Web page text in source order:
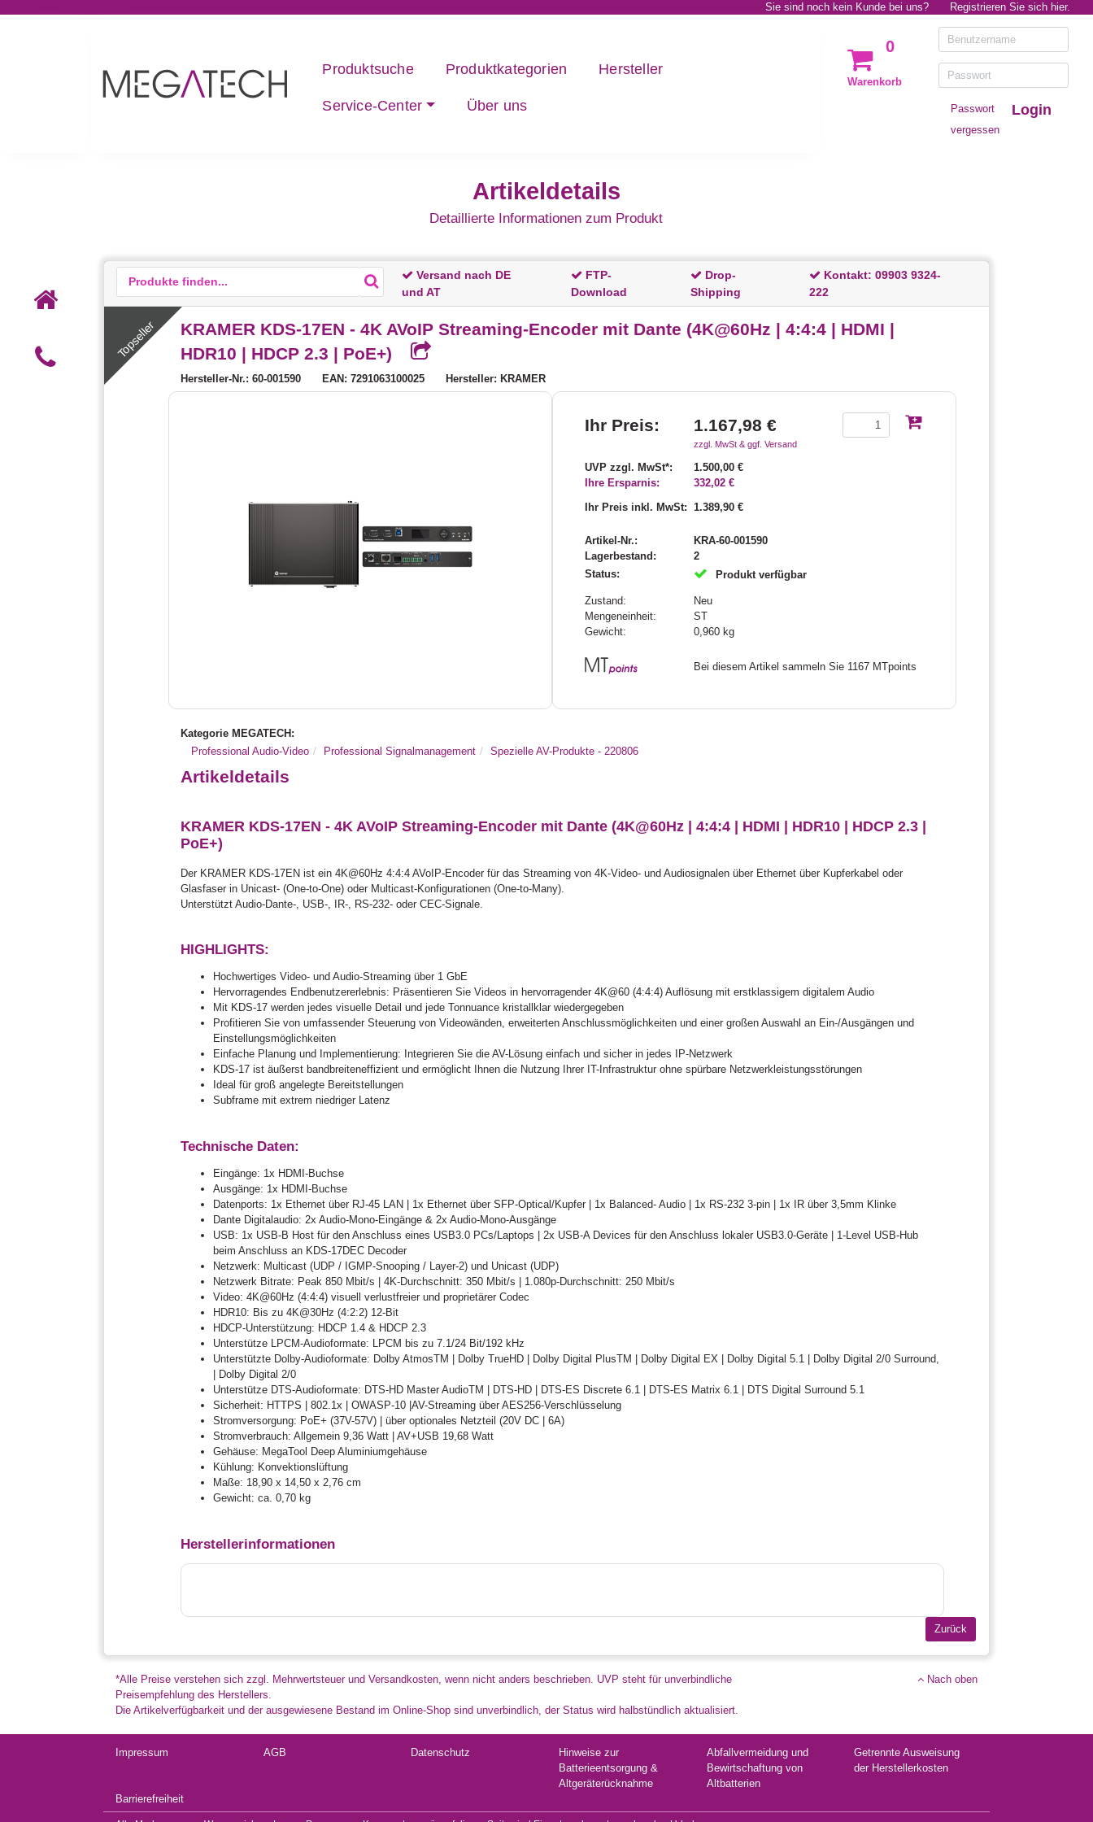
Sie sind noch kein Kunde bei uns? Registrieren Sie sich hier.
Produktsuche Produktkategorien Hersteller
Service-Center Über uns
0
Warenkorb
Passwort
vergessen
Login
Artikeldetails
Detaillierte Informationen zum Produkt
Versand nach DE
und AT
FTP-
Download
Drop-
Shipping
Kontakt:09903 9324-
222
KRAMER KDS-17EN - 4K AVoIP Streaming-Encoder mit Dante (4K@60Hz | 4:4:4 | HDMI |
HDR10 | HDCP 2.3 | PoE+)
Hersteller-Nr.: 60-001590 EAN: 7291063100025 Hersteller: KRAMER
Ihr Preis: 1.167,98 €
zzgl. MwSt & ggf. Versand
UVP zzgl. MwSt*:
1.500,00 €
Ihre Ersparnis:
332,02 €
Ihr Preis inkl. MwSt:
1.389,90 €
Artikel-Nr.:
KRA-60-001590
Lagerbestand:
2
Status:
Produkt verfügbar
Zustand:
Neu
Mengeneinheit:
ST
Gewicht:
0,960 kg
Bei diesem Artikel sammeln Sie 1167 MTpoints
Kategorie MEGATECH:
Professional Audio-Video
Professional Signalmanagement Spezielle AV-Produkte - 220806
Artikeldetails
KRAMER KDS-17EN - 4K AVoIP Streaming-Encoder mit Dante (4K@60Hz | 4:4:4 | HDMI | HDR10 | HDCP 2.3 |
PoE+)
Der KRAMER KDS-17EN ist ein 4K@60Hz 4:4:4 AVoIP-Encoder für das Streaming von 4K-Video- und Audiosignalen über Ethernet über Kupferkabel oder
Glasfaser in Unicast- (One-to-One) oder Multicast-Konfigurationen (One-to-Many).
Unterstützt Audio-Dante-, USB-, IR-, RS-232- oder CEC-Signale.
HIGHLIGHTS:
Hochwertiges Video- und Audio-Streaming über 1 GbE
Hervorragendes Endbenutzererlebnis: Präsentieren Sie Videos in hervorragender 4K@60 (4:4:4) Auflösung mit erstklassigem digitalem Audio
Mit KDS-17 werden jedes visuelle Detail und jede Tonnuance kristallklar wiedergegeben
Profitieren Sie von umfassender Steuerung von Videowänden, erweiterten Anschlussmöglichkeiten und einer großen Auswahl an Ein-/Ausgängen und
Einstellungsmöglichkeiten
Einfache Planung und Implementierung: Integrieren Sie die AV-Lösung einfach und sicher in jedes IP-Netzwerk
KDS-17 ist äußerst bandbreiteneffizient und ermöglicht Ihnen die Nutzung Ihrer IT-Infrastruktur ohne spürbare Netzwerkleistungsstörungen
Ideal für groß angelegte Bereitstellungen
Subframe mit extrem niedriger Latenz
Technische Daten:
Eingänge: 1x HDMI-Buchse
Ausgänge: 1x HDMI-Buchse
Datenports: 1x Ethernet über RJ-45 LAN | 1x Ethernet über SFP-Optical/Kupfer | 1x Balanced- Audio | 1x RS-232 3-pin | 1x IR über 3,5mm Klinke
Dante Digitalaudio: 2x Audio-Mono-Eingänge & 2x Audio-Mono-Ausgänge
USB: 1x USB-B Host für den Anschluss eines USB3.0 PCs/Laptops | 2x USB-A Devices für den Anschluss lokaler USB3.0-Geräte | 1-Level USB-Hub
beim Anschluss an KDS-17DEC Decoder
Netzwerk: Multicast (UDP / IGMP-Snooping / Layer-2) und Unicast (UDP)
Netzwerk Bitrate: Peak 850 Mbit/s | 4K-Durchschnitt: 350 Mbit/s | 1.080p-Durchschnitt: 250 Mbit/s
Video: 4K@60Hz (4:4:4) visuell verlustfreier und proprietärer Codec
HDR10: Bis zu 4K@30Hz (4:2:2) 12-Bit
HDCP-Unterstützung: HDCP 1.4 & HDCP 2.3
Unterstütze LPCM-Audioformate: LPCM bis zu 7.1/24 Bit/192 kHz
Unterstützte Dolby-Audioformate: Dolby AtmosTM | Dolby TrueHD | Dolby Digital PlusTM | Dolby Digital EX | Dolby Digital 5.1 | Dolby Digital 2/0 Surround,
| Dolby Digital 2/0
Unterstütze DTS-Audioformate: DTS-HD Master AudioTM | DTS-HD | DTS-ES Discrete 6.1 | DTS-ES Matrix 6.1 | DTS Digital Surround 5.1
Sicherheit: HTTPS | 802.1x | OWASP-10 |AV-Streaming über AES256-Verschlüsselung
Stromversorgung: PoE+ (37V-57V) | über optionales Netzteil (20V DC | 6A)
Stromverbrauch: Allgemein 9,36 Watt | AV+USB 19,68 Watt
Gehäuse: MegaTool Deep Aluminiumgehäuse
Kühlung: Konvektionslüftung
Maße: 18,90 x 14,50 x 2,76 cm
Gewicht: ca. 0,70 kg
Herstellerinformationen
*Alle Preise verstehen sich zzgl. Mehrwertsteuer und Versandkosten, wenn nicht anders beschrieben. UVP steht für unverbindliche
Preisempfehlung des Herstellers.
Die Artikelverfügbarkeit und der ausgewiesene Bestand im Online-Shop sind unverbindlich, der Status wird halbstündlich aktualisiert.
Nach oben
Impressum AGB Datenschutz
Hinweise zur
Batterieentsorgung &
Altgeräterücknahme
Abfallvermeidung und
Bewirtschaftung von
Altbatterien
Getrennte Ausweisung
der Herstellerkosten
Barrierefreiheit